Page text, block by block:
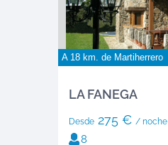
A 18 km. de Martiherrero
LA FANEGA
Desde275 € / noche
8